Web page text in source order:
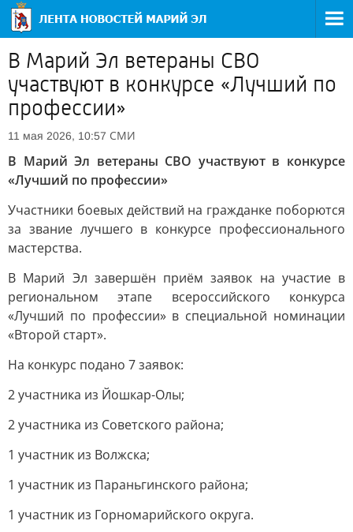
В Марий Эл ветераны СВО
участвуют в конкурсе «Лучший по
профессии»
11 мая 2026, 10:57 СМИ
В Марий Эл ветераны СВО участвуют в конкурсе
«Лучший по профессии»
Участники боевых действий на гражданке поборются
за звание лучшего в конкурсе профессионального
мастерства.
В Марий Эл завершён приём заявок на участие в
региональном этапе всероссийского конкурса
«Лучший по профессии» в специальной номинации
«Второй старт».
На конкурс подано 7 заявок:
2 участника из Йошкар-Олы;
2 участника из Советского района;
1 участник из Волжска;
1 участник из Параньгинского района;
1 участник из Горномарийского округа.